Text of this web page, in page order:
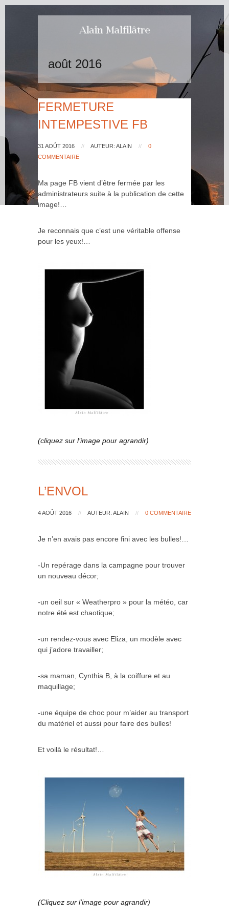
août 2016
FERMETURE
INTEMPESTIVE FB
31 AOÛT 2016 // AUTEUR: ALAIN //
0
COMMENTAIRE
Ma page FB vient d’être fermée par les
administrateurs suite à la publication de cette
image!…
Je reconnais que c’est une véritable offense
pour les yeux!…
(cliquez sur l’image pour agrandir)
L’ENVOL
4 AOÛT 2016 // AUTEUR: ALAIN // 0 COMMENTAIRE
Je n’en avais pas encore fini avec les bulles!…
-Un repérage dans la campagne pour trouver
un nouveau décor;
-un oeil sur « Weatherpro » pour la météo, car
notre été est chaotique;
-un rendez-vous avec Eliza, un modèle avec
qui j’adore travailler;
-sa maman, Cynthia B, à la coiffure et au
maquillage;
-une équipe de choc pour m’aider au transport
du matériel et aussi pour faire des bulles!
Et voilà le résultat!…
(Cliquez sur l’image pour agrandir)